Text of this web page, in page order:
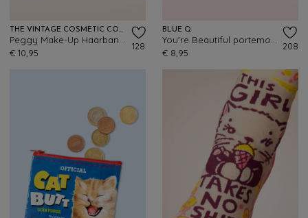
THE VINTAGE COSMETIC COMPANY
€ 10,95
128
BLUE Q
€ 8,95
208